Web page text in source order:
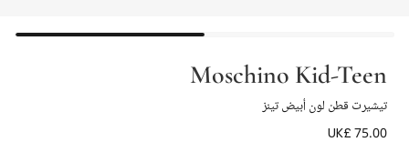
Moschino Kid-Teen
تيشيرت قطن لون أبيض تينز
UK£ 75.00